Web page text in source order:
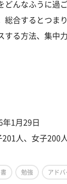
んなふうに過
総合するとつま
する方法、集中
1月29日
人、女子200人
勉強 アドバ